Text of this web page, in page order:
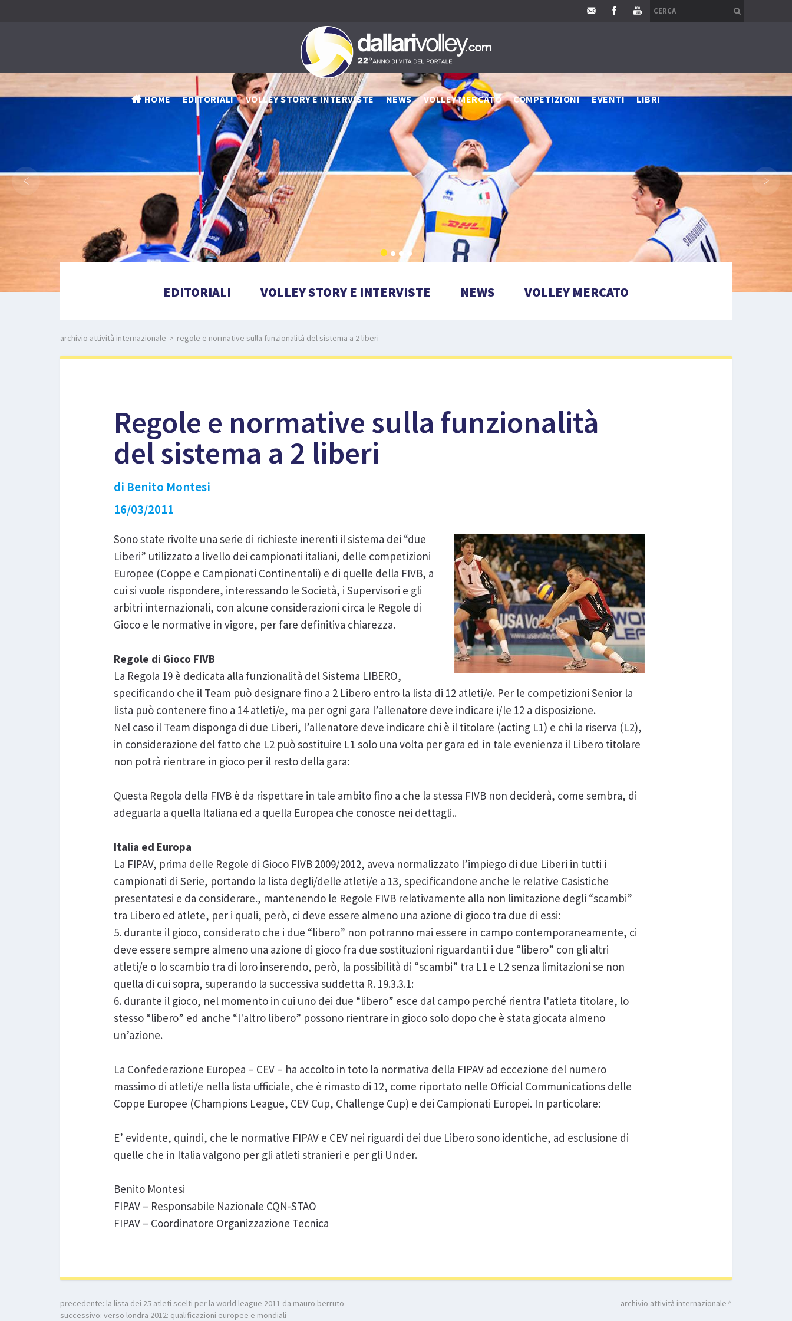
HOME EDITORIALI VOLLEY STORY E INTERVISTE NEWS VOLLEY MERCATO COMPETIZIONI EVENTI LIBRI
‹ ›
EDITORIALI VOLLEY STORY E INTERVISTE NEWS VOLLEY MERCATO
archivio attività internazionale > regole e normative sulla funzionalità del sistema a 2 liberi
Regole e normative sulla funzionalità
del sistema a 2 liberi
di Benito Montesi
16/03/2011
Sono state rivolte una serie di richieste inerenti il sistema dei “due
Liberi” utilizzato a livello dei campionati italiani, delle competizioni
Europee (Coppe e Campionati Continentali) e di quelle della FIVB, a
cui si vuole rispondere, interessando le Società, i Supervisori e gli
arbitri internazionali, con alcune considerazioni circa le Regole di
Gioco e le normative in vigore, per fare definitiva chiarezza.
Regole di Gioco FIVB
La Regola 19 è dedicata alla funzionalità del Sistema LIBERO,
specificando che il Team può designare fino a 2 Libero entro la lista di 12 atleti/e. Per le competizioni Senior la
lista può contenere fino a 14 atleti/e, ma per ogni gara l’allenatore deve indicare i/le 12 a disposizione.
Nel caso il Team disponga di due Liberi, l’allenatore deve indicare chi è il titolare (acting L1) e chi la riserva (L2),
in considerazione del fatto che L2 può sostituire L1 solo una volta per gara ed in tale evenienza il Libero titolare
non potrà rientrare in gioco per il resto della gara:
Questa Regola della FIVB è da rispettare in tale ambito fino a che la stessa FIVB non deciderà, come sembra, di
adeguarla a quella Italiana ed a quella Europea che conosce nei dettagli..
Italia ed Europa
La FIPAV, prima delle Regole di Gioco FIVB 2009/2012, aveva normalizzato l’impiego di due Liberi in tutti i
campionati di Serie, portando la lista degli/delle atleti/e a 13, specificandone anche le relative Casistiche
presentatesi e da considerare., mantenendo le Regole FIVB relativamente alla non limitazione degli “scambi”
tra Libero ed atlete, per i quali, però, ci deve essere almeno una azione di gioco tra due di essi:
5. durante il gioco, considerato che i due “libero” non potranno mai essere in campo contemporaneamente, ci
deve essere sempre almeno una azione di gioco fra due sostituzioni riguardanti i due “libero” con gli altri
atleti/e o lo scambio tra di loro inserendo, però, la possibilità di “scambi” tra L1 e L2 senza limitazioni se non
quella di cui sopra, superando la successiva suddetta R. 19.3.3.1:
6. durante il gioco, nel momento in cui uno dei due “libero” esce dal campo perché rientra l'atleta titolare, lo
stesso “libero” ed anche “l'altro libero” possono rientrare in gioco solo dopo che è stata giocata almeno
un’azione.
La Confederazione Europea – CEV – ha accolto in toto la normativa della FIPAV ad eccezione del numero
massimo di atleti/e nella lista ufficiale, che è rimasto di 12, come riportato nelle Official Communications delle
Coppe Europee (Champions League, CEV Cup, Challenge Cup) e dei Campionati Europei. In particolare:
E’ evidente, quindi, che le normative FIPAV e CEV nei riguardi dei due Libero sono identiche, ad esclusione di
quelle che in Italia valgono per gli atleti stranieri e per gli Under.
Benito Montesi
FIPAV – Responsabile Nazionale CQN-STAO
FIPAV – Coordinatore Organizzazione Tecnica
precedente: la lista dei 25 atleti scelti per la world league 2011 da mauro berruto
successivo: verso londra 2012: qualificazioni europee e mondiali
archivio attività internazionale